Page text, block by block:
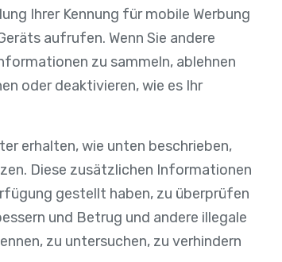
Ihrer Kennung für mobile Werbung
aufrufen. Wenn Sie andere
zu sammeln, ablehnen
oder deaktivieren, wie es Ihr
erhalten, wie unten beschrieben,
Diese zusätzlichen Informationen
gestellt haben, zu überprüfen
und Betrug und andere illegale
zu untersuchen, zu verhindern